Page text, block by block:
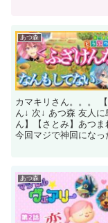
あつ森
カマキリさん。。。
ん↓ 次↓ あつ森 友人
ん】【さとみ】あつ
今回マジで神回になっ
あつ森